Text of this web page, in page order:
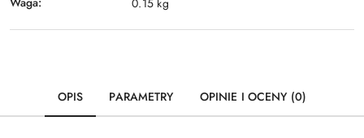
OPIS PARAMETRY OPINIE I OCENY (0)